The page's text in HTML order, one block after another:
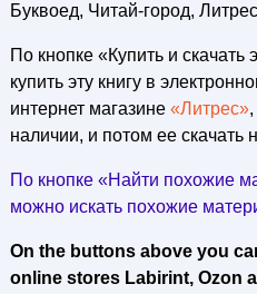
Буквоед, Читай-город,
По кнопке «Купить и
купить эту книгу в
интернет магазине «Литрес»,
наличии, и потом ее скачать
По кнопке «Найти похожие
можно искать похожие
On the buttons above you
online stores Labirint, Ozon